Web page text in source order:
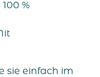
%
sie einfach im